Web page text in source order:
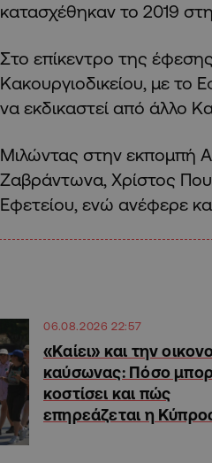
κατασχέθηκαν το 2019
Στο επίκεντρο της
Κακουργιοδικείου, με το
να εκδικαστεί από άλλο
Μιλώντας στην εκπομπή
Ζαβράντωνα, Χρίστος
Εφετείου, ενώ ανέφερε
06.08.2026 22:57
«Καίει» και την
καύσωνας: Πόσο
κοστίσει και πώς
επηρεάζεται η